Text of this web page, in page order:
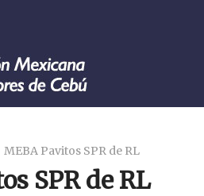
MEBA Pavitos SPR de RL
SPR de RL